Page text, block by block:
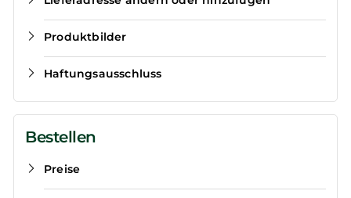
Produktbilder
Haftungsausschluss
Bestellen
Preise